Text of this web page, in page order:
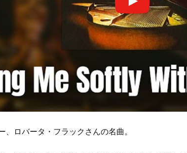
、ロバータ・フラックさんの名曲。